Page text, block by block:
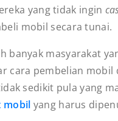
yang tidak ingin
mobil secara tunai.
banyak masyarakat
cara pembelian mobil
sedikit pula yang
mobil yang harus